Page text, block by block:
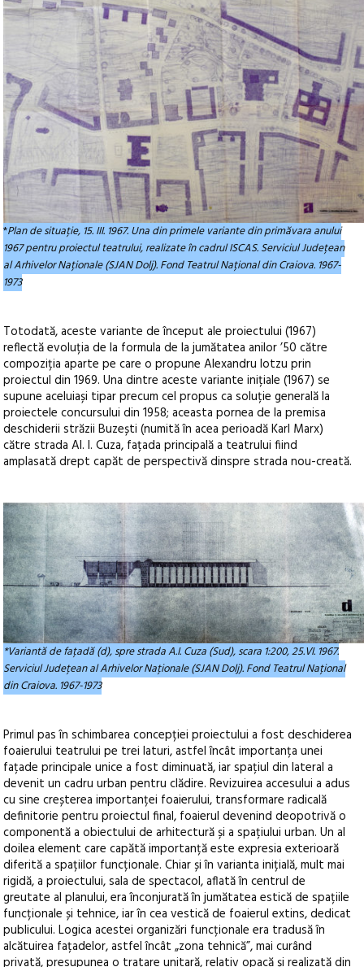
*Plan de situație, 15. III. 1967. Una din primele variante din primăvara anului
1967 pentru proiectul teatrului, realizate în cadrul ISCAS. Serviciul Județean
al Arhivelor Naționale (SJAN Dolj). Fond Teatrul Național din Craiova. 1967-
1973
Totodată, aceste variante de început ale proiectului (1967)
reflectă evoluția de la formula de la jumătatea anilor ’50 către
compoziția aparte pe care o propune Alexandru Iotzu prin
proiectul din 1969. Una dintre aceste variante inițiale (1967) se
supune aceluiași tipar precum cel propus ca soluție generală la
proiectele concursului din 1958; aceasta pornea de la premisa
deschiderii străzii Buzești (numită în acea perioadă Karl Marx)
către strada Al. I. Cuza, fațada principală a teatrului fiind
amplasată drept capăt de perspectivă dinspre strada nou-creată.
*Variantă de fațadă (d), spre strada A.I. Cuza (Sud), scara 1:200, 25.VI. 1967.
Serviciul Județean al Arhivelor Naționale (SJAN Dolj). Fond Teatrul Național
din Craiova. 1967-1973
Primul pas în schimbarea concepției proiectului a fost deschiderea
foaierului teatrului pe trei laturi, astfel încât importanța unei
fațade principale unice a fost diminuată, iar spațiul din lateral a
devenit un cadru urban pentru clădire. Revizuirea accesului a adus
cu sine creșterea importanței foaierului, transformare radicală
definitorie pentru proiectul final, foaierul devenind deopotrivă o
componentă a obiectului de arhitectură și a spațiului urban. Un al
doilea element care capătă importanță este expresia exterioară
diferită a spațiilor funcționale. Chiar și în varianta inițială, mult mai
rigidă, a proiectului, sala de spectacol, aflată în centrul de
greutate al planului, era înconjurată în jumătatea estică de spațiile
funcționale și tehnice, iar în cea vestică de foaierul extins, dedicat
publicului. Logica acestei organizări funcționale era tradusă în
alcătuirea fațadelor, astfel încât „zona tehnică”, mai curând